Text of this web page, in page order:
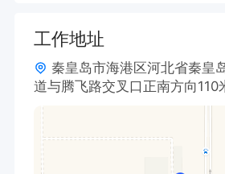
工作地址
秦皇岛市海港区河北省秦皇
道与腾飞路交叉口正南方向110